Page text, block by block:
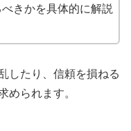
きかを具体的に解説
したり、信頼を損ねる
められます。